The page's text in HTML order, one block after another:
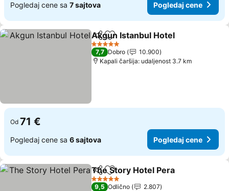
Pogledaj cene sa 7 sajtova Pogledaj cene
Deli Dodati u favorite
Akgun Istanbul Hotel
5 Zvezdice
7,7 Dobro
10.900
Kapali čaršija: udaljenost 3.7 km
Od 71 €
Pogledaj cene sa 6 sajtova Pogledaj cene
Deli Dodati u favorite
The Story Hotel Pera
5 Zvezdice
9,5 Odlično
2.807